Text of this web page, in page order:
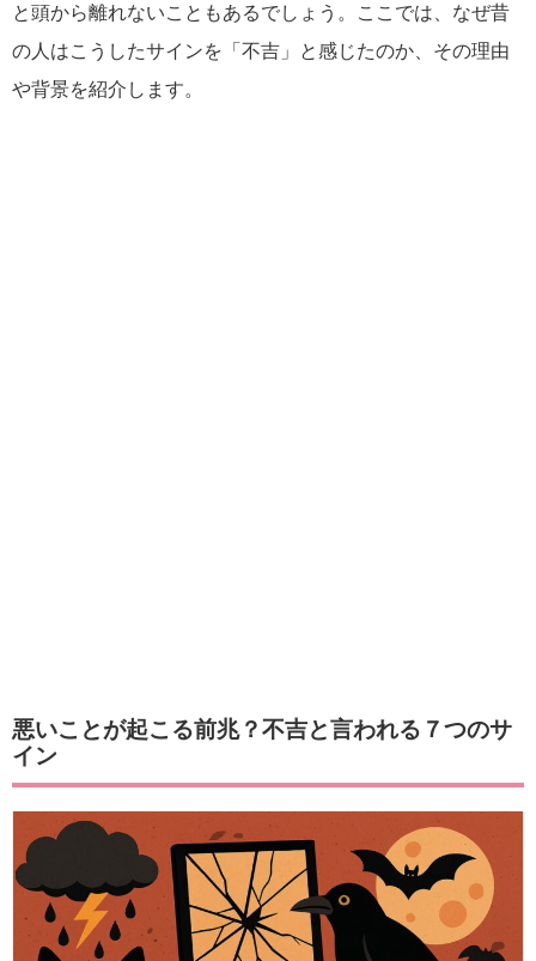
と頭から離れないこともあるでしょう。ここでは、なぜ昔
の人はこうしたサインを「不吉」と感じたのか、その理由
や背景を紹介します。
悪いことが起こる前兆？不吉と言われる７つのサ
イン